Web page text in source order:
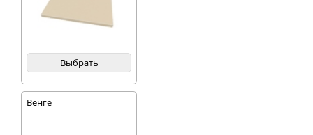
Выбрать
Венге